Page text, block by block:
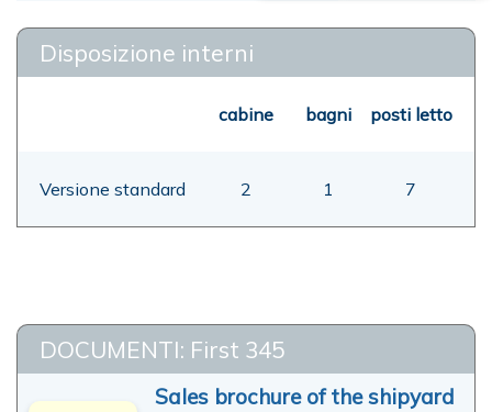
Disposizione interni
cabine bagni posti letto
Versione standard 2 1 7
DOCUMENTI: First 345
Sales brochure of the shipyard